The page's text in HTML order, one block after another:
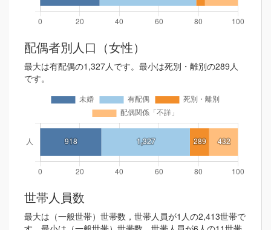
配偶者別人口（女性）
最大は有配偶の1,327人です。最小は死別・離別の289人
です。
世帯人員数
最大は（一般世帯）世帯数，世帯人員が1人の2,413世帯で